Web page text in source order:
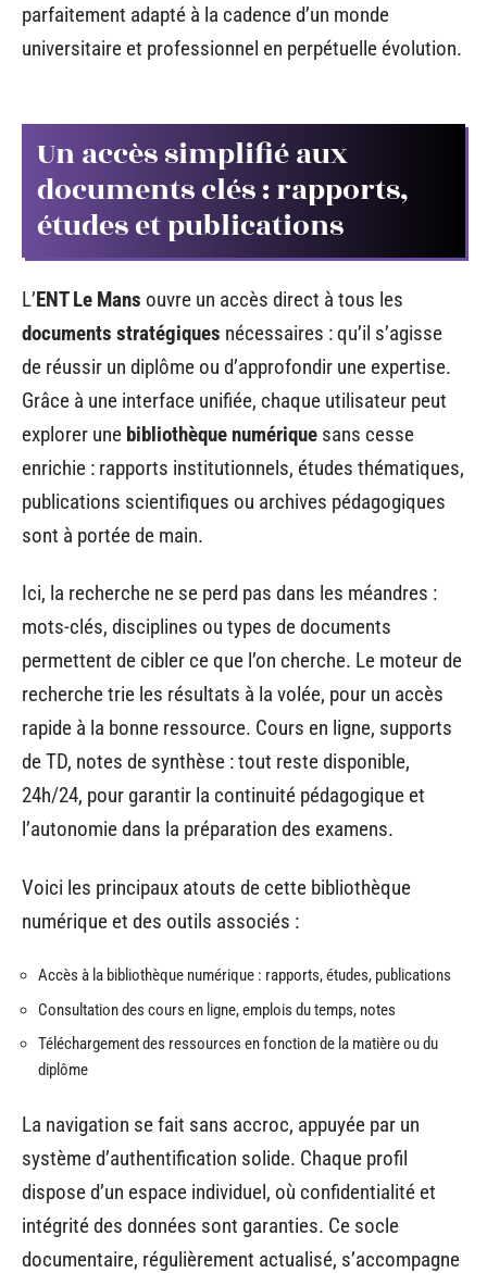
parfaitement adapté à la cadence d’un monde
universitaire et professionnel en perpétuelle évolution.
Un accès simplifié aux
documents clés : rapports,
études et publications
L’ENT Le Mans ouvre un accès direct à tous les
documents stratégiques nécessaires : qu’il s’agisse
de réussir un diplôme ou d’approfondir une expertise.
Grâce à une interface unifiée, chaque utilisateur peut
explorer une bibliothèque numérique sans cesse
enrichie : rapports institutionnels, études thématiques,
publications scientifiques ou archives pédagogiques
sont à portée de main.
Ici, la recherche ne se perd pas dans les méandres :
mots-clés, disciplines ou types de documents
permettent de cibler ce que l’on cherche. Le moteur de
recherche trie les résultats à la volée, pour un accès
rapide à la bonne ressource. Cours en ligne, supports
de TD, notes de synthèse : tout reste disponible,
24h/24, pour garantir la continuité pédagogique et
l’autonomie dans la préparation des examens.
Voici les principaux atouts de cette bibliothèque
numérique et des outils associés :
Accès à la bibliothèque numérique : rapports, études, publications
Consultation des cours en ligne, emplois du temps, notes
Téléchargement des ressources en fonction de la matière ou du
diplôme
La navigation se fait sans accroc, appuyée par un
système d’authentification solide. Chaque profil
dispose d’un espace individuel, où confidentialité et
intégrité des données sont garanties. Ce socle
documentaire, régulièrement actualisé, s’accompagne